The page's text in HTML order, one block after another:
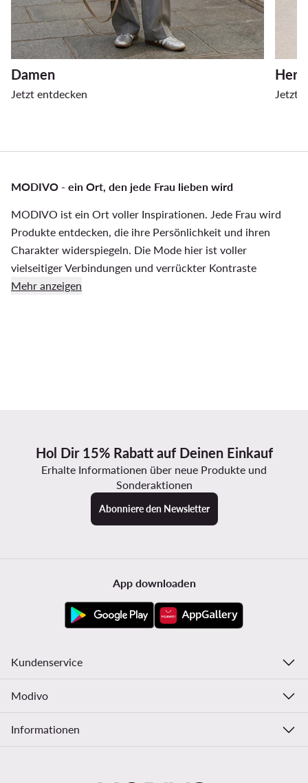
Damen
Jetzt entdecken Jetzt
MODIVO - ein Ort, den jede Frau lieben wird
MODIVO ist ein Ort voller Inspirationen. Jede Frau wird
Produkte entdecken, die ihre Persönlichkeit und ihren
Charakter widerspiegeln. Die Mode hier ist voller
vielseitiger Verbindungen und verrückter Kontraste
Mehr anzeigen
Hol Dir 15% Rabatt auf Deinen Einkauf
Erhalte Informationen über neue Produkte und
Sonderaktionen
Abonniere den Newsletter
App downloaden
Kundenservice
Modivo
Informationen